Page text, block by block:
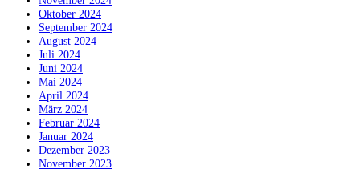
Oktober 2024
September 2024
August 2024
Juli 2024
Juni 2024
Mai 2024
April 2024
März 2024
Februar 2024
Januar 2024
Dezember 2023
November 2023